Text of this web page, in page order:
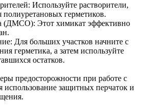
Используйте растворители,
полиуретановых герметиков.
(ДМСО): Этот химикат эффективно
Для больших участков начните с
герметика, а затем используйте
остатков.
предосторожности при работе с
использование защитных перчаток и